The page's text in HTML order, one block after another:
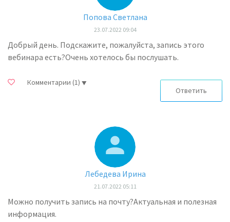
Попова Светлана
23.07.2022 09:04
Добрый день. Подскажите, пожалуйста, запись этого
вебинара есть?Очень хотелось бы послушать.
Комментарии (1)
Ответить
Лебедева Ирина
21.07.2022 05:11
Можно получить запись на почту?Актуальная и полезная
информация.